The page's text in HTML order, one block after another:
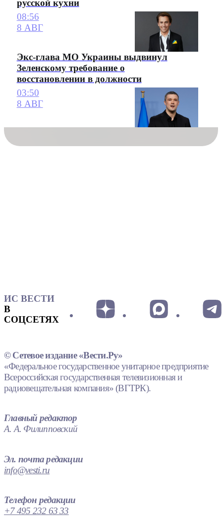
русской кухни
08:56
8 АВГ
Экс-глава МО Украины выдвинул
Зеленскому требование о
восстановлении в должности
03:50
8 АВГ
ИС ВЕСТИ
В
СОЦСЕТЯХ
© Сетевое издание «Вести.Ру»
«Федеральное государственное унитарное предприятие
Всероссийская государственная телевизионная и
радиовещательная компания» (ВГТРК).
Главный редактор
А. А. Филипповский
Эл. почта редакции
info@vesti.ru
Телефон редакции
+7 495 232 63 33